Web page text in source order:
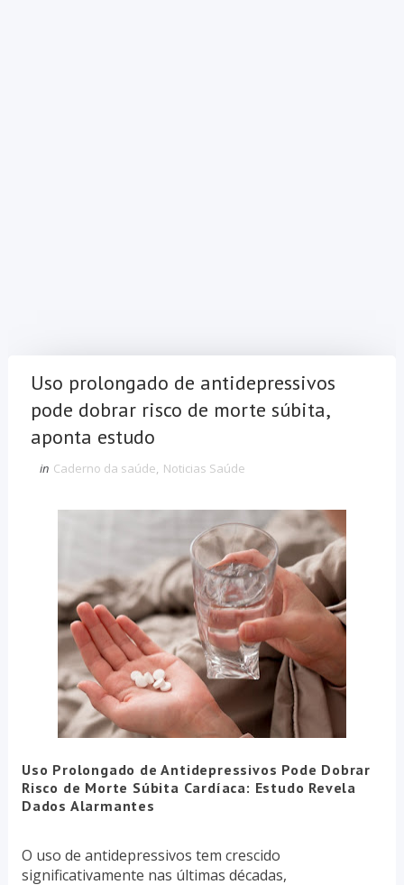
Uso prolongado de antidepressivos
pode dobrar risco de morte súbita,
aponta estudo
in Caderno da saúde, Noticias Saúde
Uso Prolongado de Antidepressivos Pode Dobrar
Risco de Morte Súbita Cardíaca: Estudo Revela
Dados Alarmantes
O uso de antidepressivos tem crescido
significativamente nas últimas décadas,